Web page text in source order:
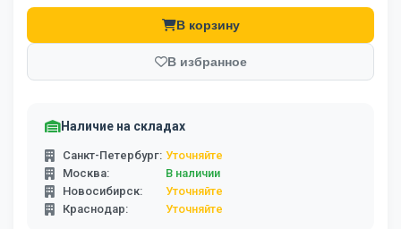
В корзину
В избранное
Наличие на складах
Санкт-Петербург: Уточняйте
Москва:
В наличии
Новосибирск:
Уточняйте
Краснодар:
Уточняйте